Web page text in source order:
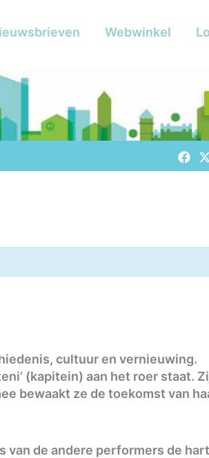
Webwinkel
cultuur en vernieuwing.
(kapitein) aan het roer staat.
bewaakt ze de toekomst van
van de andere performers de